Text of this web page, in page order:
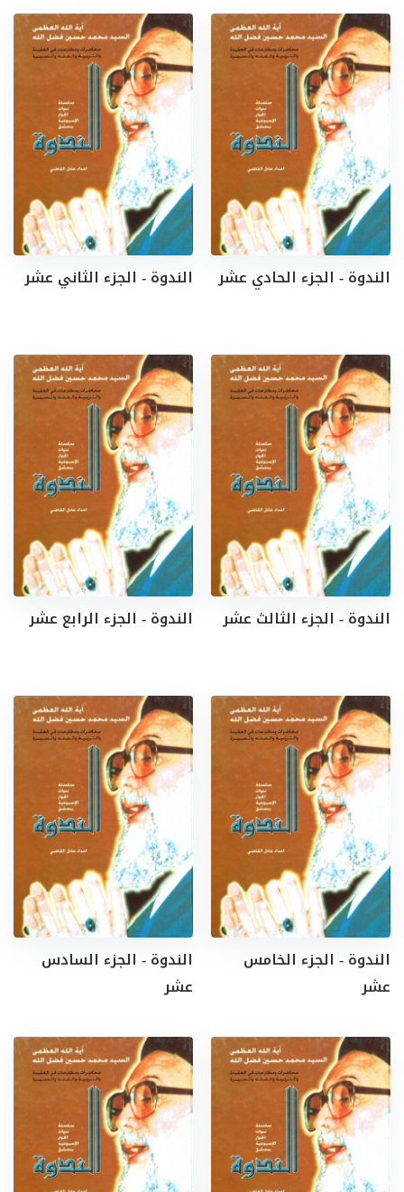
الندوة - الجزء الحادي عشر الندوة - الجزء الثاني عشر
الندوة - الجزء الثالث عشر الندوة - الجزء الرابع عشر
الندوة - الجزء الخامس
عشر
الندوة - الجزء السادس
عشر